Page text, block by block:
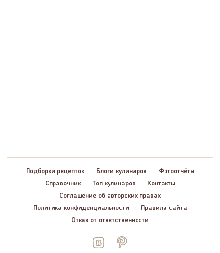
Подборки рецептов Блоги кулинаров
Фотоотчёты
Справочник
Топ кулинаров
Контакты
Соглашение об авторских правах
Политика конфиденциальности
Правила сайта
Отказ от ответственности